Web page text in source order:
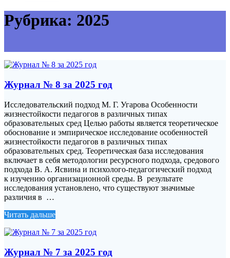
Рубрика: 2025
Журнал № 8 за 2025 год
Исследовательский подход М. Г. Угарова Особенности
жизнестойкости педагогов в различных типах
образовательных сред Целью работы является теоретическое
обоснование и эмпирическое исследование особенностей
жизнестойкости педагогов в различных типах
образовательных сред. Теоретическая база исследования
включает в себя методологии ресурсного подхода, средового
подхода В. А. Ясвина и психолого-педагогический подход
к изучению организационной среды. В результате
исследования установлено, что существуют значимые
различия в …
Читать дальше
Журнал № 7 за 2025 год